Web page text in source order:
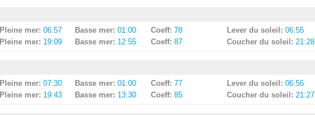
Pleine mer: 06:57 Basse mer: 01:00 Coeff: 78 Lever du soleil: 06:55
Pleine mer: 19:09 Basse mer: 12:55 Coeff: 87 Coucher du soleil: 21:28
Pleine mer: 07:30 Basse mer: 01:00 Coeff: 77 Lever du soleil: 06:56
Pleine mer: 19:43 Basse mer: 13:30 Coeff: 85 Coucher du soleil: 21:27